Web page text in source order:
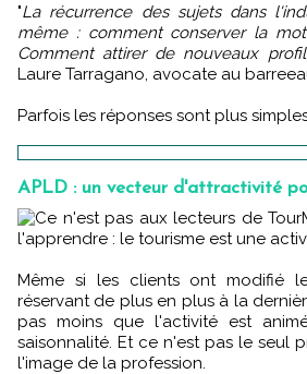
"La récurrence des sujets dans
même : comment conserver la
Comment attirer de nouveaux
Laure Tarragano, avocate au
Parfois les réponses sont plus
APLD : un vecteur d'attractivité
Ce n'est pas aux lecteurs de
l'apprendre : le tourisme est une
Même si les clients ont modifié
réservant de plus en plus à la
pas moins que l'activité est
saisonnalité. Et ce n'est pas le seul
l'image de la profession.